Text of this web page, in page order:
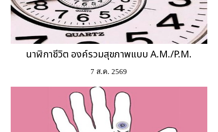
นาฬิกาชีวิต องค์รวมสุขภาพแบบ A.M./P.M.
7 ส.ค. 2569